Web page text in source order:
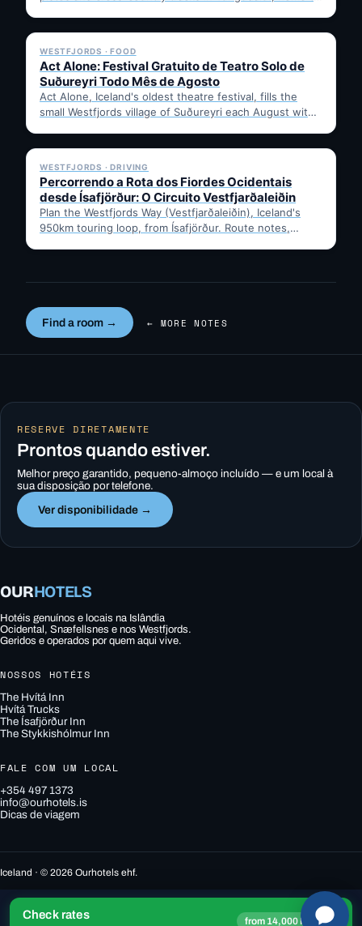
✓ 6 JUL
WESTFJORDS · FOOD
Act Alone: Festival Gratuito de Teatro Solo de
Suðureyri Todo Mês de Agosto
Act Alone, Iceland's oldest theatre festival, fills the
small Westfjords village of Suðureyri each August with
✓ 6 JUL
WESTFJORDS · DRIVING
Percorrendo a Rota dos Fiordes Ocidentais
desde Ísafjörður: O Circuito Vestfjarðaleiðin
Plan the Westfjords Way (Vestfjarðaleiðin), Iceland's
950km touring loop, from Ísafjörður. Route notes,
Find a room → ← MORE NOTES
RESERVE DIRETAMENTE
Prontos quando estiver.
Melhor preço garantido, pequeno-almoço incluído — e um local à
sua disposição por telefone.
Ver disponibilidade →
OURHOTELS
Hotéis genuínos e locais na Islândia
Ocidental, Snæfellsnes e nos Westfjords.
Geridos e operados por quem aqui vive.
NOSSOS HOTÉIS
The Hvítá Inn
Hvítá Trucks
The Ísafjörður Inn
The Stykkishólmur Inn
FALE COM UM LOCAL
+354 497 1373
info@ourhotels.is
Dicas de viagem
Iceland · © 2026 Ourhotels ehf.
Check rates from 14,000 ISK →